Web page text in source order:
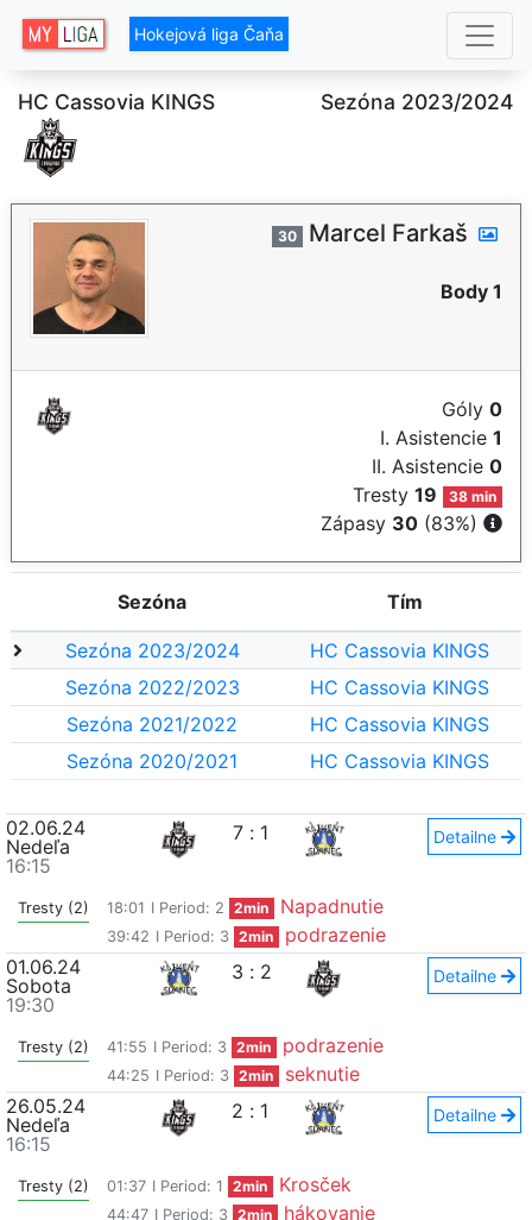
Hokejová liga Čaňa
HC Cassovia KINGS Sezóna 2023/2024
30 Marcel Farkaš
Body 1
Góly 0
I. Asistencie 1
II. Asistencie 0
Tresty19 38 min
Zápasy 30 (83%)
Sezóna Tím
Sezóna 2023/2024
HC Cassovia KINGS
Sezóna 2022/2023
HC Cassovia KINGS
Sezóna 2021/2022
HC Cassovia KINGS
Sezóna 2020/2021
HC Cassovia KINGS
02.06.24
Nedeľa
16:15
7 : 1 Detailne
Tresty (2) 18:01 I Period: 2 2min Napadnutie
39:42 I Period: 3 2min
podrazenie
01.06.24
Sobota
19:30
3 : 2 Detailne
Tresty (2) 41:55 I Period: 3 2min podrazenie
44:25 I Period: 3 2min
seknutie
26.05.24
Nedeľa
16:15
2 : 1 Detailne
Tresty (2) 01:37 I Period: 1 2min Krosček
44:47 I Period: 3 2min
hákovanie